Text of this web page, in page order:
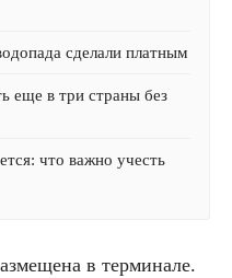
сделали платным
еще в три страны без
что важно учесть
в терминале.